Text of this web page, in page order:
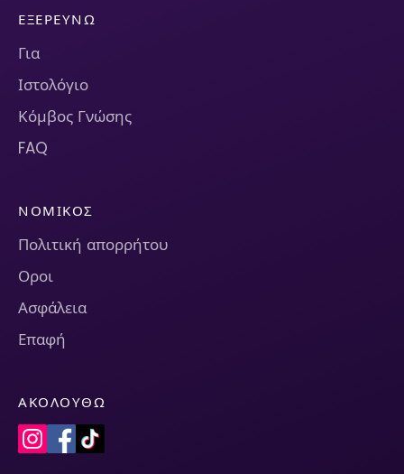
ΕΞΕΡΕΥΝΏ
Για
Ιστολόγιο
Κόμβος Γνώσης
FAQ
ΝΟΜΙΚΌΣ
Πολιτική απορρήτου
Οροι
Ασφάλεια
Επαφή
ΑΚΟΛΟΥΘΏ